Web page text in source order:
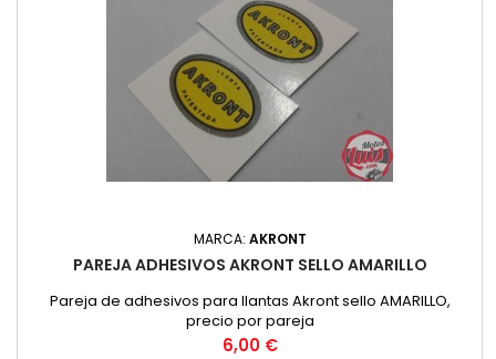
MARCA: AKRONT
PAREJA ADHESIVOS AKRONT SELLO AMARILLO
Pareja de adhesivos para llantas Akront sello AMARILLO,
precio por pareja
Precio
6,00 €